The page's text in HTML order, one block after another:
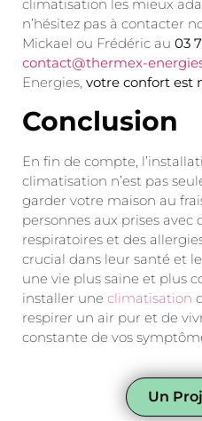
climatisation les mieux
n’hésitez pas à contacter
Mickael ou Frédéric au 03
contact@thermex-
Energies, votre confort est
Conclusion
En fin de compte,
climatisation n’est pas
garder votre maison au
personnes aux prises avec
respiratoires et des
crucial dans leur santé et
une vie plus saine et plus
installer une climatisation
respirer un air pur et de
constante de vos
Un